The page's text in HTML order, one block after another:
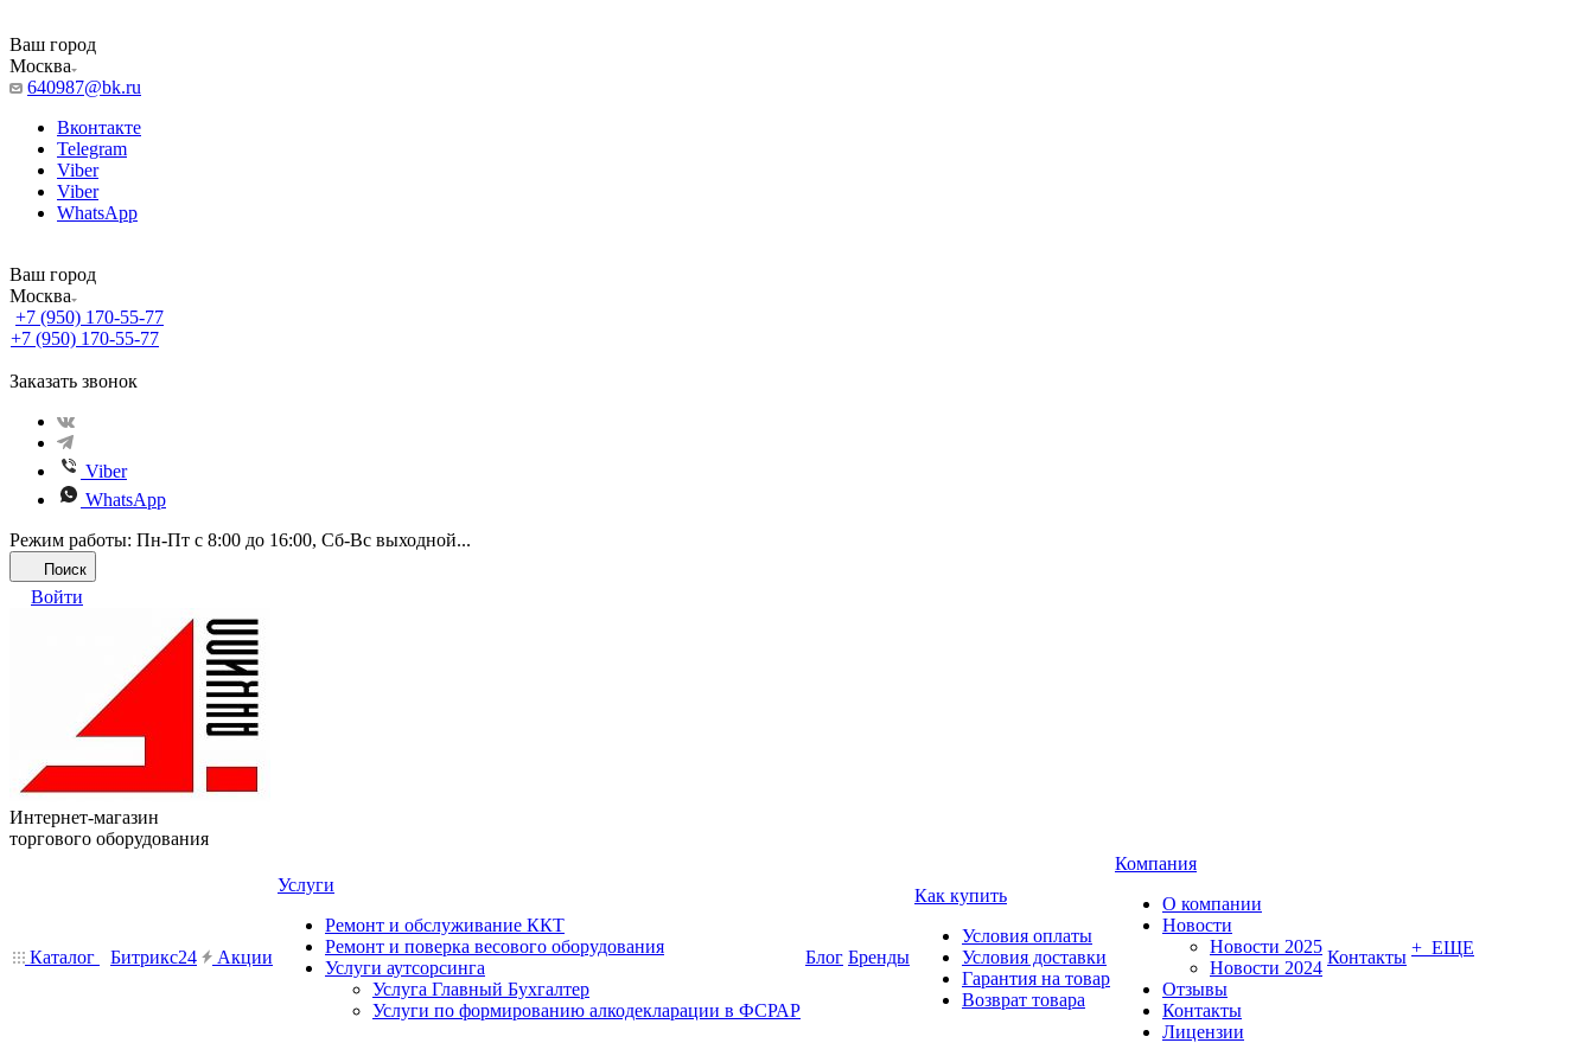
Ваш город
Москва
640987@bk.ru
Вконтакте
Telegram
Viber
Viber
WhatsApp
Ваш город
Москва
+7 (950) 170-55-77
+7 (950) 170-55-77
Заказать звонок
Viber
WhatsApp
Режим работы: Пн-Пт с 8:00 до 16:00, Cб-Вс выходной...
Поиск
Войти
Интернет-магазин
торгового оборудования
Каталог Битрикс24 Акции
Услуги
Ремонт и обслуживание ККТ
Ремонт и поверка весового оборудования
Услуги аутсорсинга
Услуга Главный Бухгалтер
Услуги по формированию алкодекларации в ФСРАР
Блог Бренды
Как купить
Условия оплаты
Условия доставки
Гарантия на товар
Возврат товара
Компания
О компании
Новости
Новости 2025
Новости 2024
Отзывы
Контакты
Лицензии
Контакты + ЕЩЕ